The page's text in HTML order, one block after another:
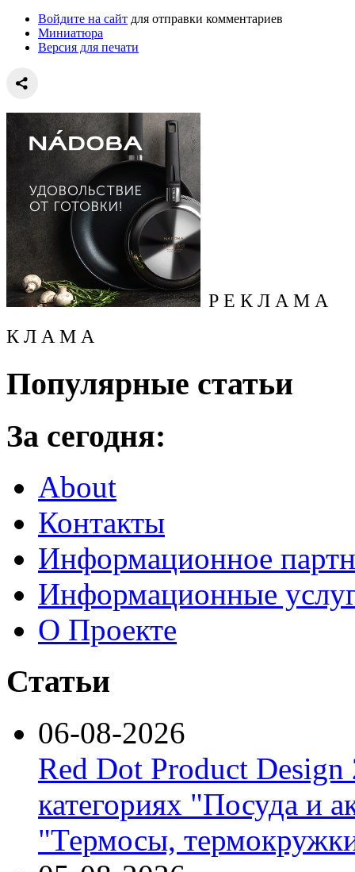
Войдите на сайт для отправки комментариев
Миниатюра
Версия для печати
Р Е К Л А М А
К Л А М А
Популярные статьи
За сегодня:
About
Контакты
Информационное
Информационные
О Проекте
Статьи
06-08-2026
Red Dot Product Design
категориях "Посуда и
"Термосы,